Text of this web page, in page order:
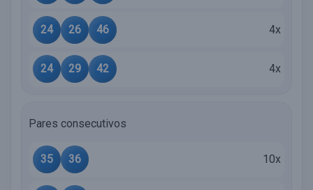
24 26 46 4x
24 29 42 4x
Pares consecutivos
35 36 10x